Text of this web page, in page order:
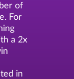
of
For
a 2x
in